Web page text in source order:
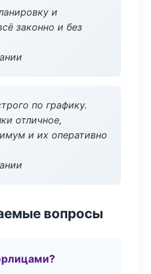
и
законно и без
по графику.
отличное,
и их оперативно
вопросы